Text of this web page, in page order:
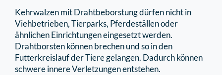
Kehrwalzen mit Drahtbeborstung dürfen nicht in
Viehbetrieben, Tierparks, Pferdeställen oder
ähnlichen Einrichtungen eingesetzt werden.
Drahtborsten können brechen und so in den
Futterkreislauf der Tiere gelangen. Dadurch können
schwere innere Verletzungen entstehen.